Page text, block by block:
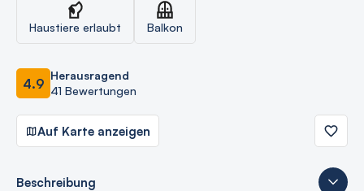
Haustiere erlaubt Balkon
4.9 Herausragend
41 Bewertungen
Auf Karte anzeigen
Beschreibung